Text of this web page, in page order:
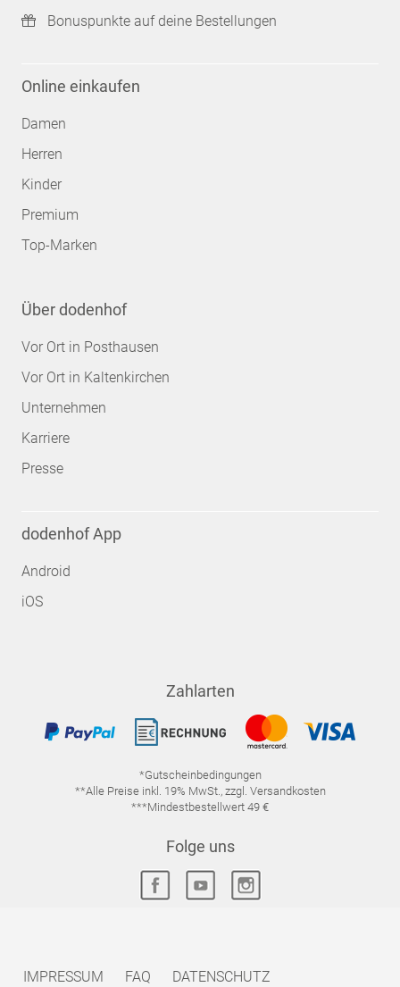
Bonuspunkte auf deine Bestellungen
Online einkaufen
Damen
Herren
Kinder
Premium
Top-Marken
Über dodenhof
Vor Ort in Posthausen
Vor Ort in Kaltenkirchen
Unternehmen
Karriere
Presse
dodenhof App
Android
iOS
Zahlarten
*Gutscheinbedingungen
**Alle Preise inkl. 19% MwSt., zzgl. Versandkosten
***Mindestbestellwert 49 €
Folge uns
IMPRESSUM FAQ DATENSCHUTZ